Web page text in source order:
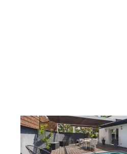
VILLENAVE D ORNON 33
155 m2, 5 pièces
Ref : 563